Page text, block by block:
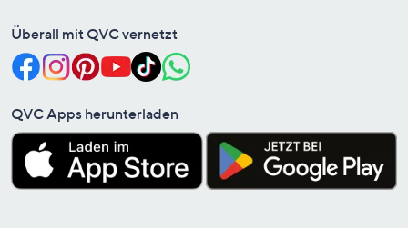
Überall mit QVC vernetzt
QVC Apps herunterladen